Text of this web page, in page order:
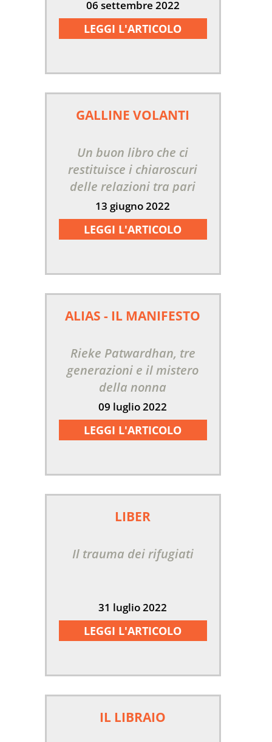
06 settembre 2022
LEGGI L'ARTICOLO
GALLINE VOLANTI
Un buon libro che ci
restituisce i chiaroscuri
delle relazioni tra pari
13 giugno 2022
LEGGI L'ARTICOLO
ALIAS - IL MANIFESTO
Rieke Patwardhan, tre
generazioni e il mistero
della nonna
09 luglio 2022
LEGGI L'ARTICOLO
LIBER
Il trauma dei rifugiati
31 luglio 2022
LEGGI L'ARTICOLO
IL LIBRAIO